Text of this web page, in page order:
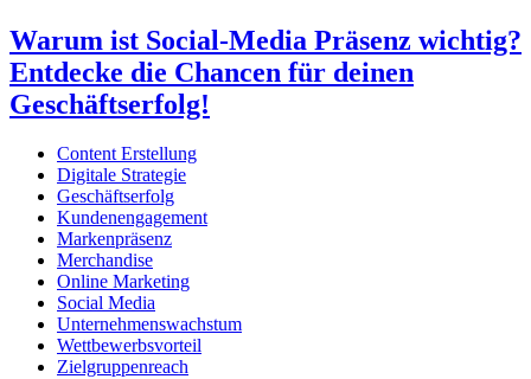
Warum ist Social-Media Präsenz wichtig?
Entdecke die Chancen für deinen
Geschäftserfolg!
Content Erstellung
Digitale Strategie
Geschäftserfolg
Kundenengagement
Markenpräsenz
Merchandise
Online Marketing
Social Media
Unternehmenswachstum
Wettbewerbsvorteil
Zielgruppenreach